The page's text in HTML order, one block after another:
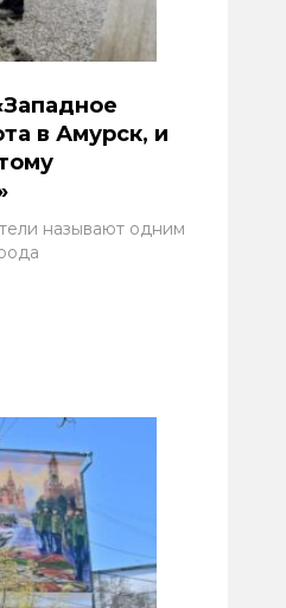
в Амурск, и
называют одним